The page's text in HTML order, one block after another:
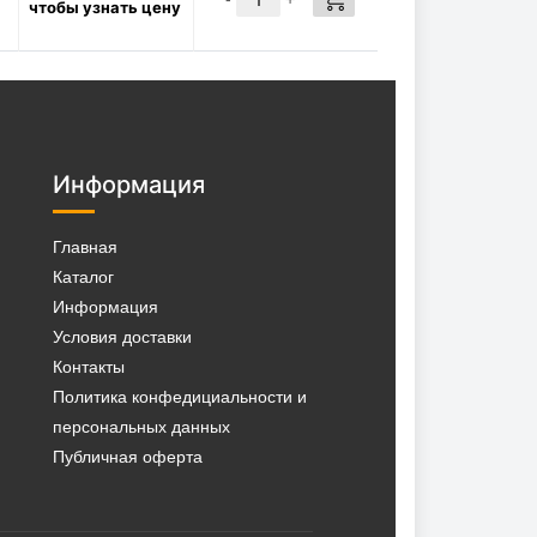
фильтра 3/4 * 3/4-16 UNF,
чтобы узнать цену
Информация
Главная
Каталог
Информация
Условия доставки
Контакты
Политика конфедициальности и
персональных данных
Публичная оферта